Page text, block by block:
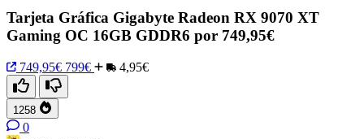
Tarjeta Gráfica Gigabyte Radeon RX 9070 XT
Gaming OC 16GB GDDR6 por 749,95€
749,95€ 799€ 4,95€
1258
0